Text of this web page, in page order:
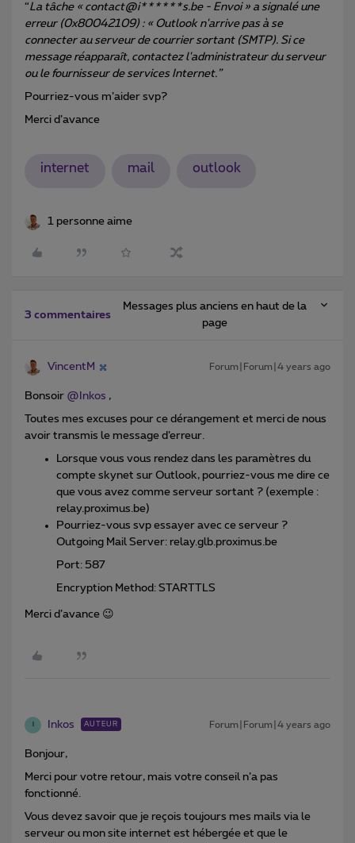
“La tâche « contact@i******s.be - Envoi » a signalé une
erreur (0x80042109) : « Outlook n'arrive pas à se
connecter au serveur de courrier sortant (SMTP). Si ce
message réapparaît, contactez l'administrateur du serveur
ou le fournisseur de services Internet.”
Pourriez-vous m’aider svp?
Merci d’avance
internet mail outlook
1 personne aime
3 commentaires
Messages plus anciens en haut de la
page
VincentM Forum|Forum|4 years ago
Bonsoir @Inkos ,
Toutes mes excuses pour ce dérangement et merci de nous
avoir transmis le message d’erreur.
Lorsque vous vous rendez dans les paramètres du
compte skynet sur Outlook, pourriez-vous me dire ce
que vous avez comme serveur sortant ? (exemple :
relay.proximus.be)
Pourriez-vous svp essayer avec ce serveur ?
Outgoing Mail Server: relay.glb.proximus.be
Port: 587
Encryption Method: STARTTLS
Merci d’avance 😉
Inkos AUTEUR Forum|Forum|4 years ago
Bonjour,
Merci pour votre retour, mais votre conseil n’a pas
fonctionné.
Vous devez savoir que je reçois toujours mes mails via le
serveur ou mon site internet est hébergée et que le